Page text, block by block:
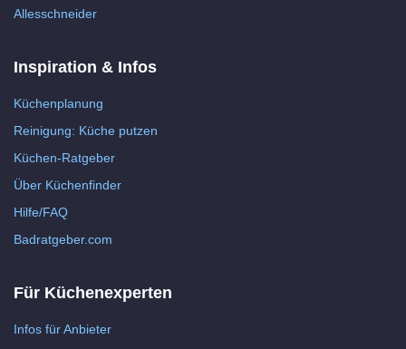
Allesschneider
Inspiration & Infos
Küchenplanung
Reinigung: Küche putzen
Küchen-Ratgeber
Über Küchenfinder
Hilfe/FAQ
Badratgeber.com
Für Küchenexperten
Infos für Anbieter